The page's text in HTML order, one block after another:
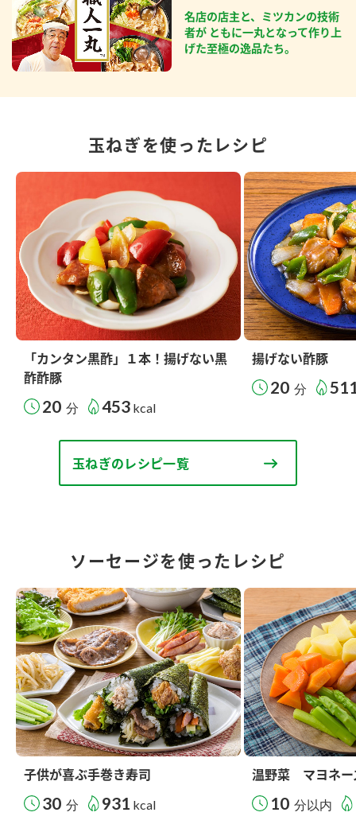
名店の店主と、ミツカンの技術
者が ともに一丸となって作り上
げた至極の逸品たち。
玉ねぎを使ったレシピ
「カンタン黒酢」１本！揚げない黒
酢酢豚
20 分 453 kcal
揚げない酢豚
20 分
玉ねぎのレシピ一覧
ソーセージを使ったレシピ
子供が喜ぶ手巻き寿司
30 分 931 kcal
温野菜 マヨネー
10 分以内